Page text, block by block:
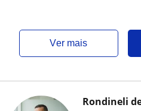
ver mais
Rondineli